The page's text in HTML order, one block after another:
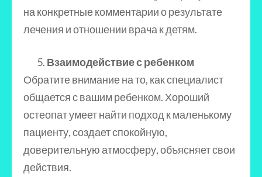
на конкретные комментарии о результате
лечения и отношении врача к детям.
Взаимодействие с ребенком
Обратите внимание на то, как специалист
общается с вашим ребенком. Хороший
остеопат умеет найти подход к маленькому
пациенту, создает спокойную,
доверительную атмосферу, объясняет свои
действия.